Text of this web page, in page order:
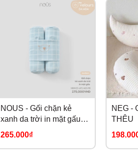
NOUS - Gối chặn kẻ
xanh da trời in mặt gấu
NB
265.000₫
NEG -
THÊU